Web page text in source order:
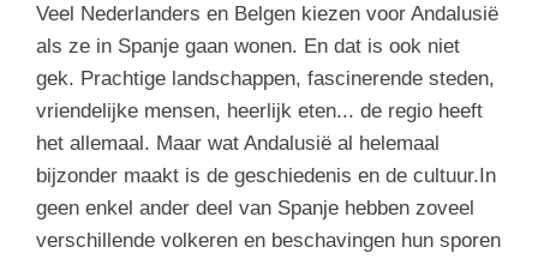
Veel Nederlanders en Belgen kiezen voor Andalusië
als ze in Spanje gaan wonen. En dat is ook niet
gek. Prachtige landschappen, fascinerende steden,
vriendelijke mensen, heerlijk eten... de regio heeft
het allemaal. Maar wat Andalusië al helemaal
bijzonder maakt is de geschiedenis en de cultuur.In
geen enkel ander deel van Spanje hebben zoveel
verschillende volkeren en beschavingen hun sporen